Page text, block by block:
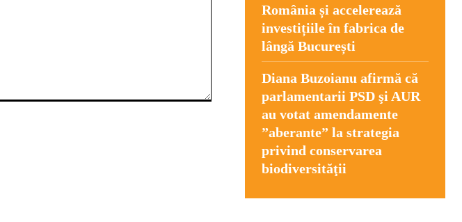
România și accelerează
investițiile în fabrica de
lângă București
Diana Buzoianu afirmă că
parlamentarii PSD şi AUR
au votat amendamente
”aberante” la strategia
privind conservarea
biodiversităţii